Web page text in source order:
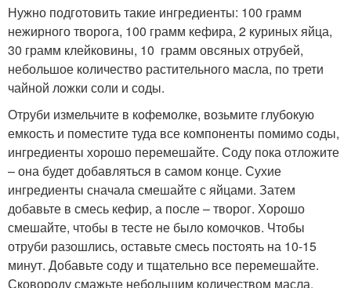
Нужно подготовить такие ингредиенты: 100 грамм
нежирного творога, 100 грамм кефира, 2 куриных яйца,
30 грамм клейковины, 10 грамм овсяных отрубей,
небольшое количество растительного масла, по трети
чайной ложки соли и соды.
Отруби измельчите в кофемолке, возьмите глубокую
емкость и поместите туда все компоненты помимо соды,
ингредиенты хорошо перемешайте. Соду пока отложите
– она будет добавляться в самом конце. Сухие
ингредиенты сначала смешайте с яйцами. Затем
добавьте в смесь кефир, а после – творог. Хорошо
смешайте, чтобы в тесте не было комочков. Чтобы
отруби разошлись, оставьте смесь постоять на 10-15
минут. Добавьте соду и тщательно все перемешайте.
Сковороду смажьте небольшим количеством масла.